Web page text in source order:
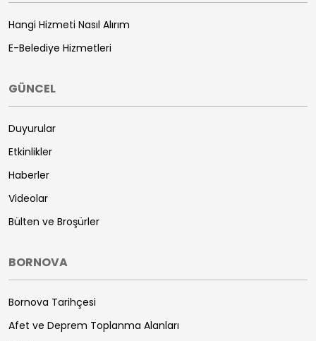
Hangi Hizmeti Nasıl Alırım
E-Belediye Hizmetleri
GÜNCEL
Duyurular
Etkinlikler
Haberler
Videolar
Bülten ve Broşürler
BORNOVA
Bornova Tarihçesi
Afet ve Deprem Toplanma Alanları